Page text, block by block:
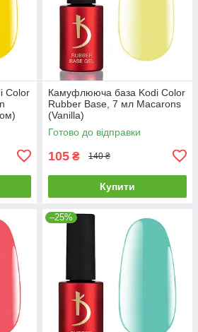
Color
Камуфлююча база Kodi Color
Rubber Base, 7 мл Macarons
(Vanilla)
Готово до відправки
105 ₴ 140 ₴
Купити
–25%